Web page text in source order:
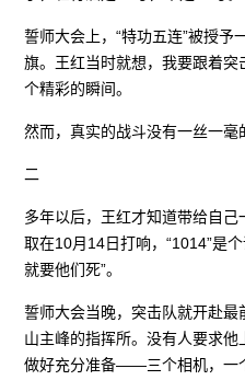
誓师大会上，“特功五连”被授予
旗。王红当时就想，我要跟着
个精彩的瞬间。
然而，真实的战斗没有一丝一毫
二
多年以后，王红才知道带给自
取在10月14日打响，“1014”是
就要他们死”。
誓师大会当晚，突击队就开赴
山主峰的指挥所。没有人要求
做好充分准备——三个相机，一